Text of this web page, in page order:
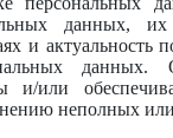
данных,
и
данных.
и/или
неполных